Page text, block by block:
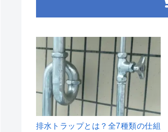
1
排水トラップとは？全7種類の仕組